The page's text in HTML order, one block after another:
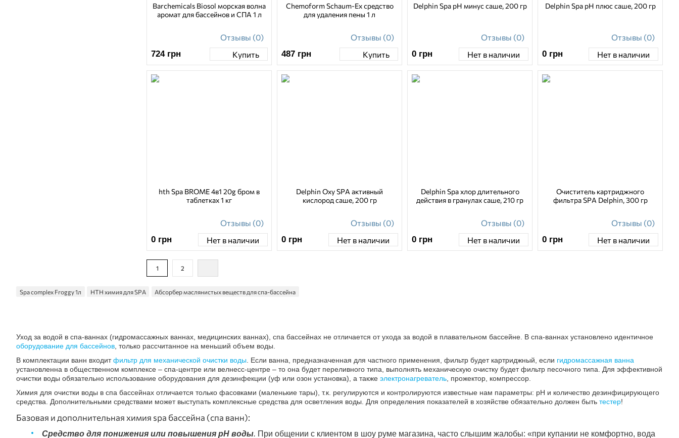
Barchemicals Biosol морская волна
аромат для бассейнов и СПА 1 л
Отзывы (0)
724 грн Купить
Chemoform Schaum-Ex средство
для удаления пены 1 л
Отзывы (0)
487 грн Купить
Delphin Spa рН минус саше, 200 гр
Отзывы (0)
0 грн Нет в наличии
Delphin Spa рН плюс саше, 200 гр
Отзывы (0)
0 грн Нет в наличии
hth Spa BROME 4в1 20g бром в
таблетках 1 кг
Отзывы (0)
0 грн Нет в наличии
Delphin Oxy SPA активный
кислород саше, 200 гр
Отзывы (0)
0 грн Нет в наличии
Delphin Spa хлор длительного
действия в гранулах саше, 210 гр
Отзывы (0)
0 грн Нет в наличии
Очиститель картриджного
фильтра SPA Delphin, 300 гр
Отзывы (0)
0 грн Нет в наличии
1 2
Spa complex Froggy 1л HTH химия для SPA Абсорбер маслянистых веществ для спа-бассейна
Уход за водой в спа-ваннах (гидромассажных ваннах, медицинских ваннах), спа бассейнах не отличается от ухода за водой в плавательном бассейне. В спа-ваннах установлено идентичное
оборудование для бассейнов, только рассчитанное на меньший объем воды.
В комплектации ванн входит фильтр для механической очистки воды. Если ванна, предназначенная для частного применения, фильтр будет картриджный, если гидромассажная ванна
установленна в общественном комплексе – спа-центре или велнесс-центре – то она будет переливного типа, выполнять механическую очистку будет фильтр песочного типа. Для эффективной
очистки воды обязательно использование оборудования для дезинфекции (уф или озон установка), а также электронагреватель, прожектор, компрессор.
Химия для очистки воды в спа бассейнах отличается только фасовками (маленькие тары), т.к. регулируются и контролируются известные нам параметры: рН и количество дезинфицирующего
средства. Дополнительными средствами может выступать комплексные средства для осветления воды. Для определения показателей в хозяйстве обязательно должен быть тестер!
Базовая и дополнительная химия spa бассейна (спа ванн):
Средство для понижения или повышения рН воды. При общении с клиентом в шоу руме магазина, часто слышим жалобы: «при купании не комфортно, вода